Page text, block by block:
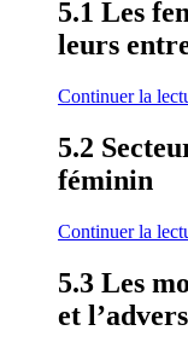
5.1 Les
leurs
Continuer la
5.2
féminin
Continuer la
5.3 Les
et